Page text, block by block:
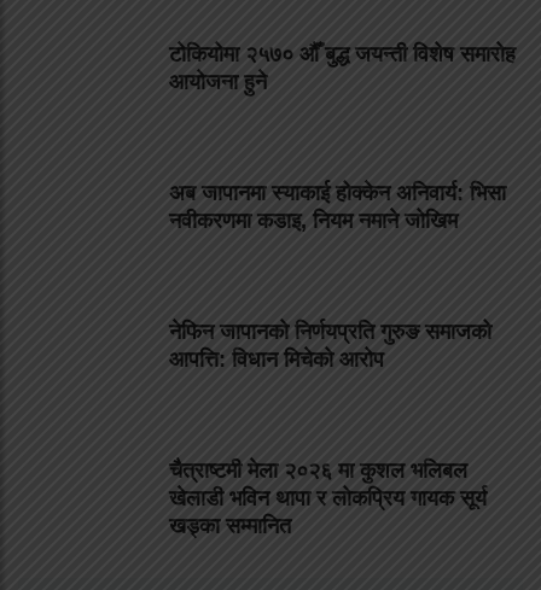
टोकियोमा २५७० औँ बुद्ध जयन्ती विशेष समारोह
आयोजना हुने
अब जापानमा स्याकाई होक्केन अनिवार्य: भिसा
नवीकरणमा कडाइ, नियम नमाने जोखिम
नेफिन जापानको निर्णयप्रति गुरुङ समाजको
आपत्ति: विधान मिचेको आरोप
चैत्राष्टमी मेला २०२६ मा कुशल भलिबल
खेलाडी भविन थापा र लोकप्रिय गायक सूर्य
खड्का सम्मानित